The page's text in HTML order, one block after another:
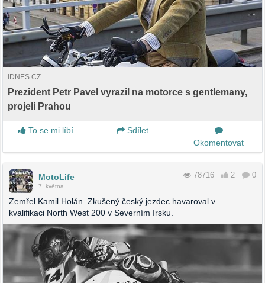
IDNES.CZ
Prezident Petr Pavel vyrazil na motorce s gentlemany,
projeli Prahou
To se mi líbí
Sdílet
Okomentovat
MotoLife
7. května
78716 2 0
Zemřel Kamil Holán. Zkušený český jezdec havaroval v
kvalifikaci North West 200 v Severním Irsku.